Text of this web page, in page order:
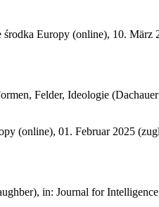
Europy (online), 10. März
Felder, Ideologie
(online), 01. Februar 2025
in: Journal for